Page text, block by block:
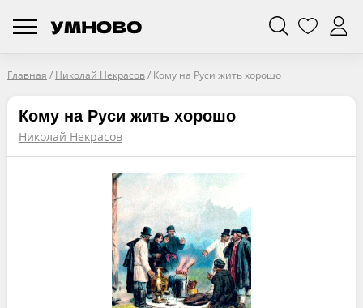
Главная / Николай Некрасов/ Кому на Руси жить хорошо
Кому на Руси жить хорошо
Николай Некрасов